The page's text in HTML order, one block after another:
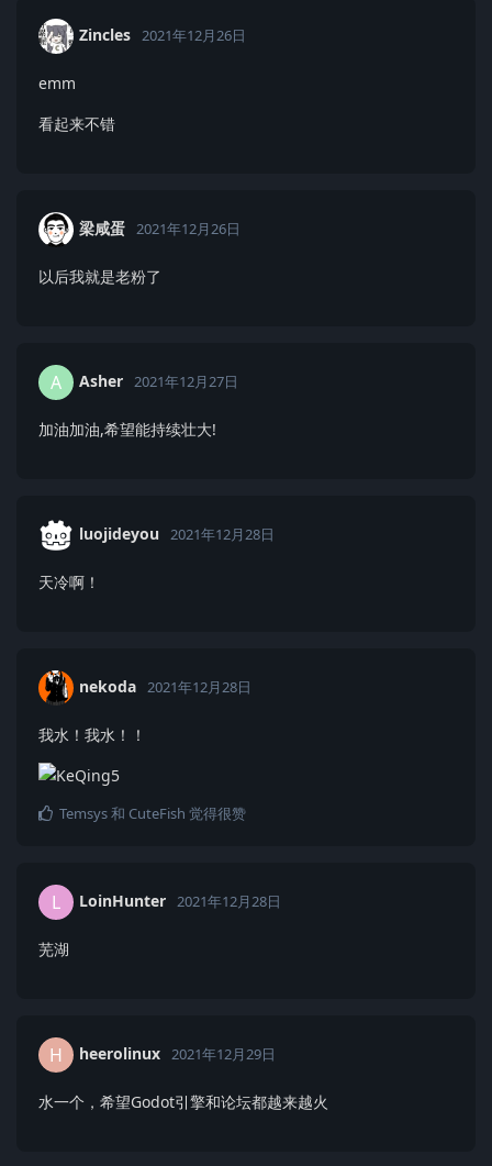
Zincles 2021年12月26日
emm
看起来不错
梁咸蛋 2021年12月26日
以后我就是老粉了
A Asher 2021年12月27日
加油加油,希望能持续壮大!
luojideyou 2021年12月28日
天冷啊！
nekoda 2021年12月28日
我水！我水！！
Temsys和 CuteFish 觉得很赞
L LoinHunter 2021年12月28日
芜湖
H heerolinux 2021年12月29日
水一个，希望Godot引擎和论坛都越来越火